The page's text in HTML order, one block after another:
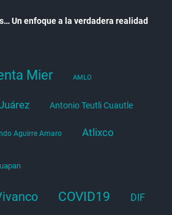
Un enfoque a la verdadera realidad
Mier AMLO
Antonio Teutli Cuautle
Aguirre Amaro Atlixco
COVID19 DIF